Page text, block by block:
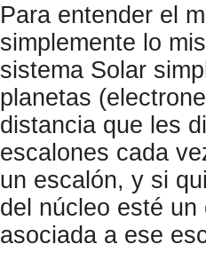
Para entender el
simplemente lo
sistema Solar
planetas
distancia que les
escalones cada
un escalón, y si
del núcleo esté
asociada a ese